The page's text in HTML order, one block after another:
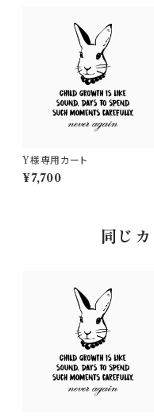
Y様専用カート
¥7,700
同じ